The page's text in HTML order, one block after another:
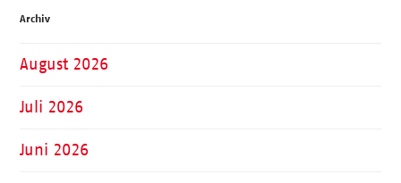
Archiv
August 2026
Juli 2026
Juni 2026